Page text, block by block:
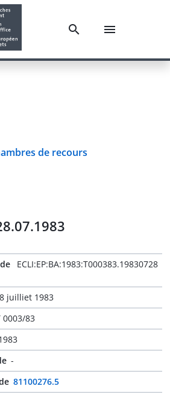
de recours
ECLI:EP:BA:1983:T000383.19830728
juilliet 1983
0003/83
-
81100276.5